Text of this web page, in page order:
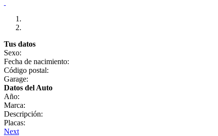
Tus datos
Sexo:
Fecha de nacimiento:
Código postal:
Garage:
Datos del Auto
Año:
Marca:
Descripción:
Placas:
Next